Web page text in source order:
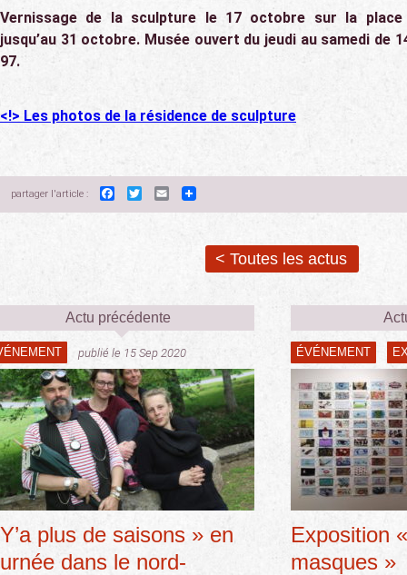
Vernissage de la sculpture le 17 octobre sur la
jusqu’au 31 octobre. Musée ouvert du jeudi au samedi de
97.
<!> Les photos de la résidence de sculpture
partager l'article : Facebook
TwitterEmail
< Toutes les actus
Actu précédente
publié le 15 Sep 2020
plus de saisons » en
dans le nord-
ÉVÉNEMENT
Exposition
masques »